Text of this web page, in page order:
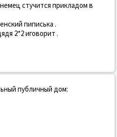
стучится прикладом в
пиписька .
2*2 иговорит .
публичный дом: